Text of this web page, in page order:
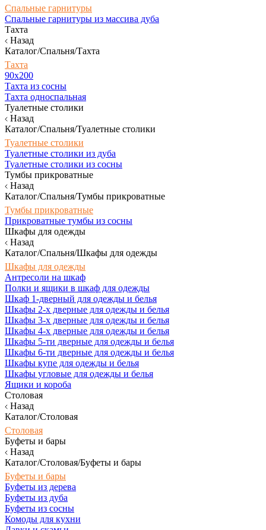
Спальные гарнитуры
Спальные гарнитуры из массива дуба
Тахта
Назад
Каталог/Спальня/Тахта
Тахта
90х200
Тахта из сосны
Тахта односпальная
Туалетные столики
Назад
Каталог/Спальня/Туалетные столики
Туалетные столики
Туалетные столики из дуба
Туалетные столики из сосны
Тумбы прикроватные
Назад
Каталог/Спальня/Тумбы прикроватные
Тумбы прикроватные
Прикроватные тумбы из сосны
Шкафы для одежды
Назад
Каталог/Спальня/Шкафы для одежды
Шкафы для одежды
Антресоли на шкаф
Полки и ящики в шкаф для одежды
Шкаф 1-дверный для одежды и белья
Шкафы 2-х дверные для одежды и белья
Шкафы 3-х дверные для одежды и белья
Шкафы 4-х дверные для одежды и белья
Шкафы 5-ти дверные для одежды и белья
Шкафы 6-ти дверные для одежды и белья
Шкафы купе для одежды и белья
Шкафы угловые для одежды и белья
Ящики и короба
Столовая
Назад
Каталог/Столовая
Столовая
Буфеты и бары
Назад
Каталог/Столовая/Буфеты и бары
Буфеты и бары
Буфеты из дерева
Буфеты из дуба
Буфеты из сосны
Комоды для кухни